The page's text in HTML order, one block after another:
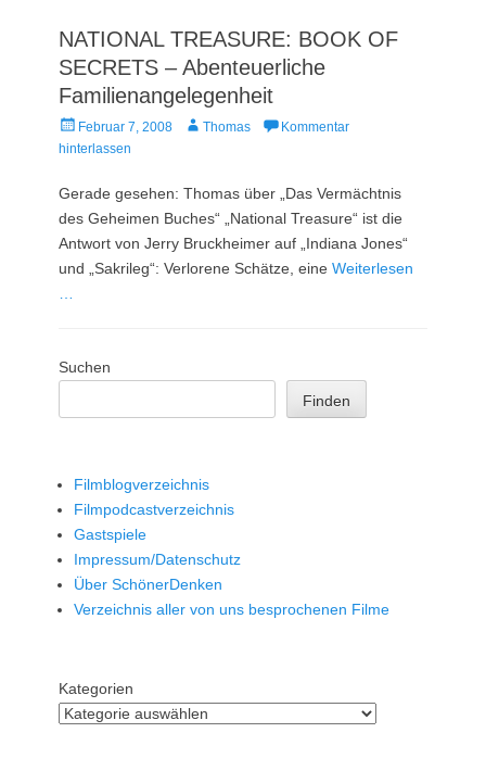
NATIONAL TREASURE: BOOK OF
SECRETS – Abenteuerliche
Familienangelegenheit
Veröffentlicht
am
Februar 7, 2008 AutorThomas
Kommentar
hinterlassen
Gerade gesehen: Thomas über „Das Vermächtnis
des Geheimen Buches“ „National Treasure“ ist die
Antwort von Jerry Bruckheimer auf „Indiana Jones“
und „Sakrileg“: Verlorene Schätze, eine Weiterlesen
Suchen
Finden
Filmblogverzeichnis
Filmpodcastverzeichnis
Gastspiele
Impressum/Datenschutz
Über SchönerDenken
Verzeichnis aller von uns besprochenen Filme
Kategorien